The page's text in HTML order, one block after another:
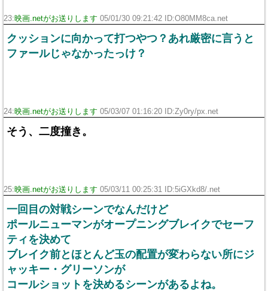
23:映画.netがお送りします 05/01/30 09:21:42 ID:O80MM8ca.net
クッションに向かって打つやつ？あれ厳密に言うと
ファールじゃなかったっけ？
24:映画.netがお送りします 05/03/07 01:16:20 ID:Zy0ry/px.net
そう、二度撞き。
25:映画.netがお送りします 05/03/11 00:25:31 ID:5iGXkd8/.net
一回目の対戦シーンでなんだけど
ポールニューマンがオープニングブレイクでセーフ
ティを決めて
ブレイク前とほとんど玉の配置が変わらない所にジ
ャッキー・グリーソンが
コールショットを決めるシーンがあるよね。